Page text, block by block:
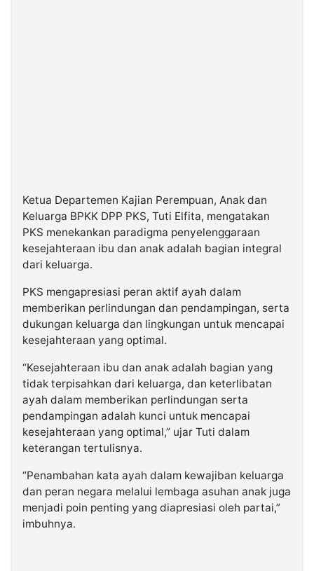
Ketua Departemen Kajian Perempuan, Anak dan
Keluarga BPKK DPP PKS, Tuti Elfita, mengatakan
PKS menekankan paradigma penyelenggaraan
kesejahteraan ibu dan anak adalah bagian integral
dari keluarga.
PKS mengapresiasi peran aktif ayah dalam
memberikan perlindungan dan pendampingan, serta
dukungan keluarga dan lingkungan untuk mencapai
kesejahteraan yang optimal.
“Kesejahteraan ibu dan anak adalah bagian yang
tidak terpisahkan dari keluarga, dan keterlibatan
ayah dalam memberikan perlindungan serta
pendampingan adalah kunci untuk mencapai
kesejahteraan yang optimal,” ujar Tuti dalam
keterangan tertulisnya.
“Penambahan kata ayah dalam kewajiban keluarga
dan peran negara melalui lembaga asuhan anak juga
menjadi poin penting yang diapresiasi oleh partai,”
imbuhnya.